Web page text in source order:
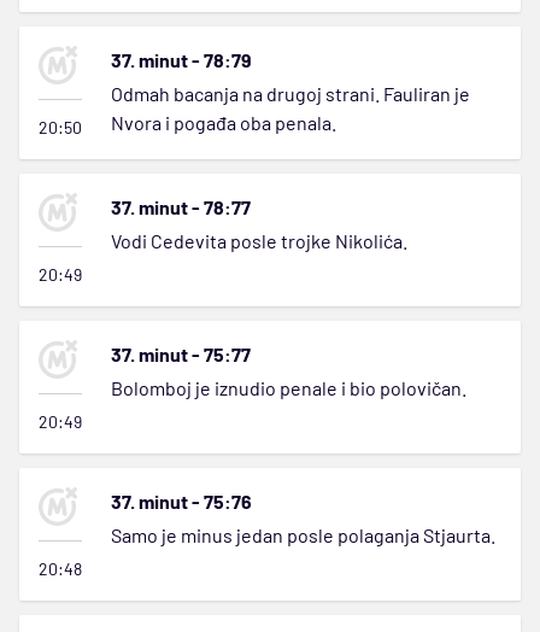
20:50
37. minut - 78:79
Odmah bacanja na drugoj strani. Fauliran je
Nvora i pogađa oba penala.
20:49
37. minut - 78:77
Vodi Cedevita posle trojke Nikolića.
20:49
37. minut - 75:77
Bolomboj je iznudio penale i bio polovičan.
20:48
37. minut - 75:76
Samo je minus jedan posle polaganja Stjaurta.